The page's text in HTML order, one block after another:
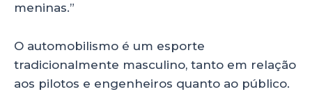
meninas.”
O automobilismo é um esporte
tradicionalmente masculino, tanto em relação
aos pilotos e engenheiros quanto ao público.